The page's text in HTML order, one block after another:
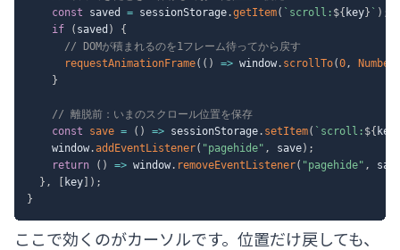
const saved = sessionStorage.getItem( ` scroll: ${ key} ` ) ;
if
( saved )
{
// DOMが積まれるのを1フレーム待ってから戻す
requestAnimationFrame( ( ) => window. scrollTo(0, Number
}
// 離脱前：いまのスクロール位置を保存
const
save = ( ) => sessionStorage. setItem( ` scroll: ${ key
    window
.addEventListener( "pagehide" , save) ;
return
( ) => window. removeEventListener( "pagehide" ,
} , key ) ;
}
ここで効くのがカーソルです。位置だけ戻しても、